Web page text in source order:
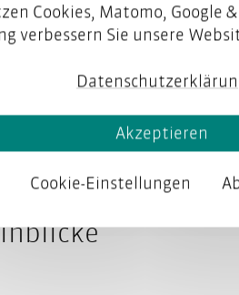
Fertigstellung der
neuen Prozessen
Cookies, Matomo, Google
verbessern Sie unsere
Cookie-Einstellungen
Akzeptieren